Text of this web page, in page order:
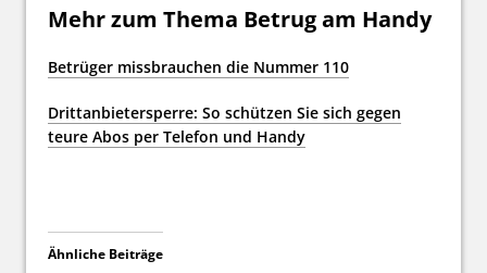
Mehr zum Thema Betrug am Handy
Betrüger missbrauchen die Nummer 110
Drittanbietersperre: So schützen Sie sich gegen
teure Abos per Telefon und Handy
Ähnliche Beiträge